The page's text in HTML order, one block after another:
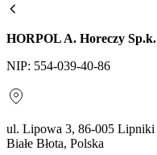
HORPOL A. Horeczy Sp.k.
NIP: 554-039-40-86
ul. Lipowa 3, 86-005 Lipniki
Białe Błota, Polska